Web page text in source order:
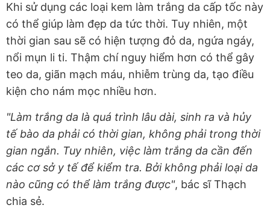
Khi sử dụng các loại kem làm trắng da cấp tốc này
có thể giúp làm đẹp da tức thời. Tuy nhiên, một
thời gian sau sẽ có hiện tượng đỏ da, ngứa ngáy,
nổi mụn li ti. Thậm chí nguy hiểm hơn có thể gây
teo da, giãn mạch máu, nhiễm trùng da, tạo điều
kiện cho nám mọc nhiều hơn.
"Làm trắng da là quá trình lâu dài, sinh ra và hủy
tế bào da phải có thời gian, không phải trong thời
gian ngắn. Tuy nhiên, việc làm trắng da cần đến
các cơ sở y tế để kiểm tra. Bởi không phải loại da
nào cũng có thể làm trắng được", bác sĩ Thạch
chia sẻ.